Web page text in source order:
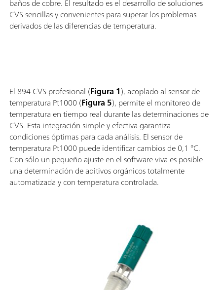
baños de cobre. El resultado es el desarrollo de soluciones
CVS sencillas y convenientes para superar los problemas
derivados de las diferencias de temperatura.
El 894 CVS profesional (Figura 1), acoplado al sensor de
temperatura Pt1000 (Figura 5), permite el monitoreo de
temperatura en tiempo real durante las determinaciones de
CVS. Esta integración simple y efectiva garantiza
condiciones óptimas para cada análisis. El sensor de
temperatura Pt1000 puede identificar cambios de 0,1 °C.
Con sólo un pequeño ajuste en el software viva es posible
una determinación de aditivos orgánicos totalmente
automatizada y con temperatura controlada.